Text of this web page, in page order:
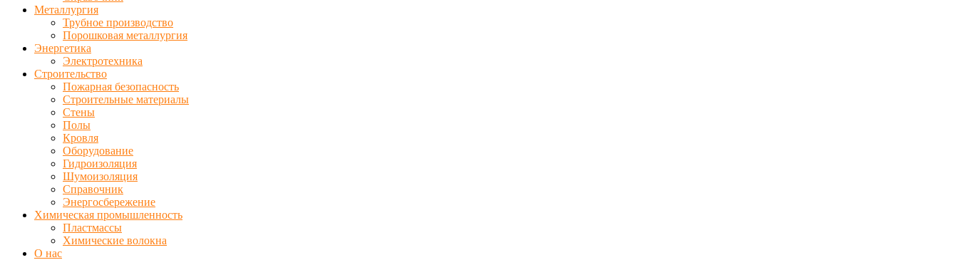
Металлургия
Трубное производство
Порошковая металлургия
Энергетика
Электротехника
Строительство
Пожарная безопасность
Строительные материалы
Стены
Полы
Кровля
Оборудование
Гидроизоляция
Шумоизоляция
Справочник
Энергосбережение
Химическая промышленность
Пластмассы
Химические волокна
О нас